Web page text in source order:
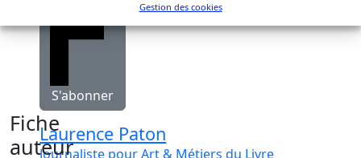
Gestion des cookies
S'abonner
Fiche
auteurLaurence Paton
Journaliste pour Art & Métiers du Livre